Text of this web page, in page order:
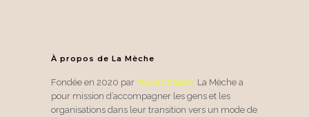
À propos de La Mèche
Fondée en 2020 par Marie Chassot La Mèche a
pour mission d’accompagner les gens et les
organisations dans leur transition vers un mode de